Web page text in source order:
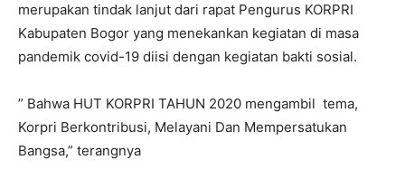
merupakan tindak lanjut dari rapat Pengurus KORPRI
Kabupaten Bogor yang menekankan kegiatan di masa
pandemik covid-19 diisi dengan kegiatan bakti sosial.
” Bahwa HUT KORPRI TAHUN 2020 mengambil tema,
Korpri Berkontribusi, Melayani Dan Mempersatukan
Bangsa,” terangnya